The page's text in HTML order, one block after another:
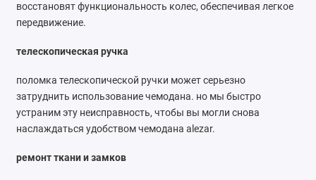
восстановят функциональность колес, обеспечивая легкое
передвижение.
телескопическая ручка
поломка телескопической ручки может серьезно
затруднить использование чемодана. но мы быстро
устраним эту неисправность, чтобы вы могли снова
наслаждаться удобством чемодана alezar.
ремонт ткани и замков